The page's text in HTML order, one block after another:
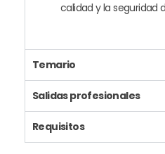
calidad y la seguridad
Temario
Salidas profesionales
Requisitos